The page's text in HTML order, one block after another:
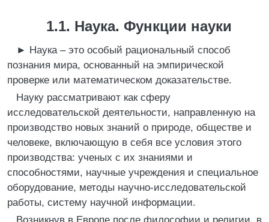
1.1. Наука. Функции науки
► Наука – это особый рациональный способ
познания мира, основанный на эмпирической
проверке или математическом доказательстве.
Науку рассматривают как сферу
исследовательской деятельности, направленную на
производство новых знаний о природе, обществе и
человеке, включающую в себя все условия этого
производства: ученых с их знаниями и
способностями, научные учреждения и специальное
оборудование, методы научно-исследовательской
работы, систему научной информации.